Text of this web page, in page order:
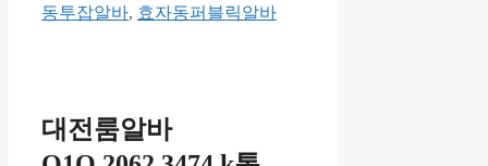
동투잡알바, 효자동퍼블릭알바
대전룸알바